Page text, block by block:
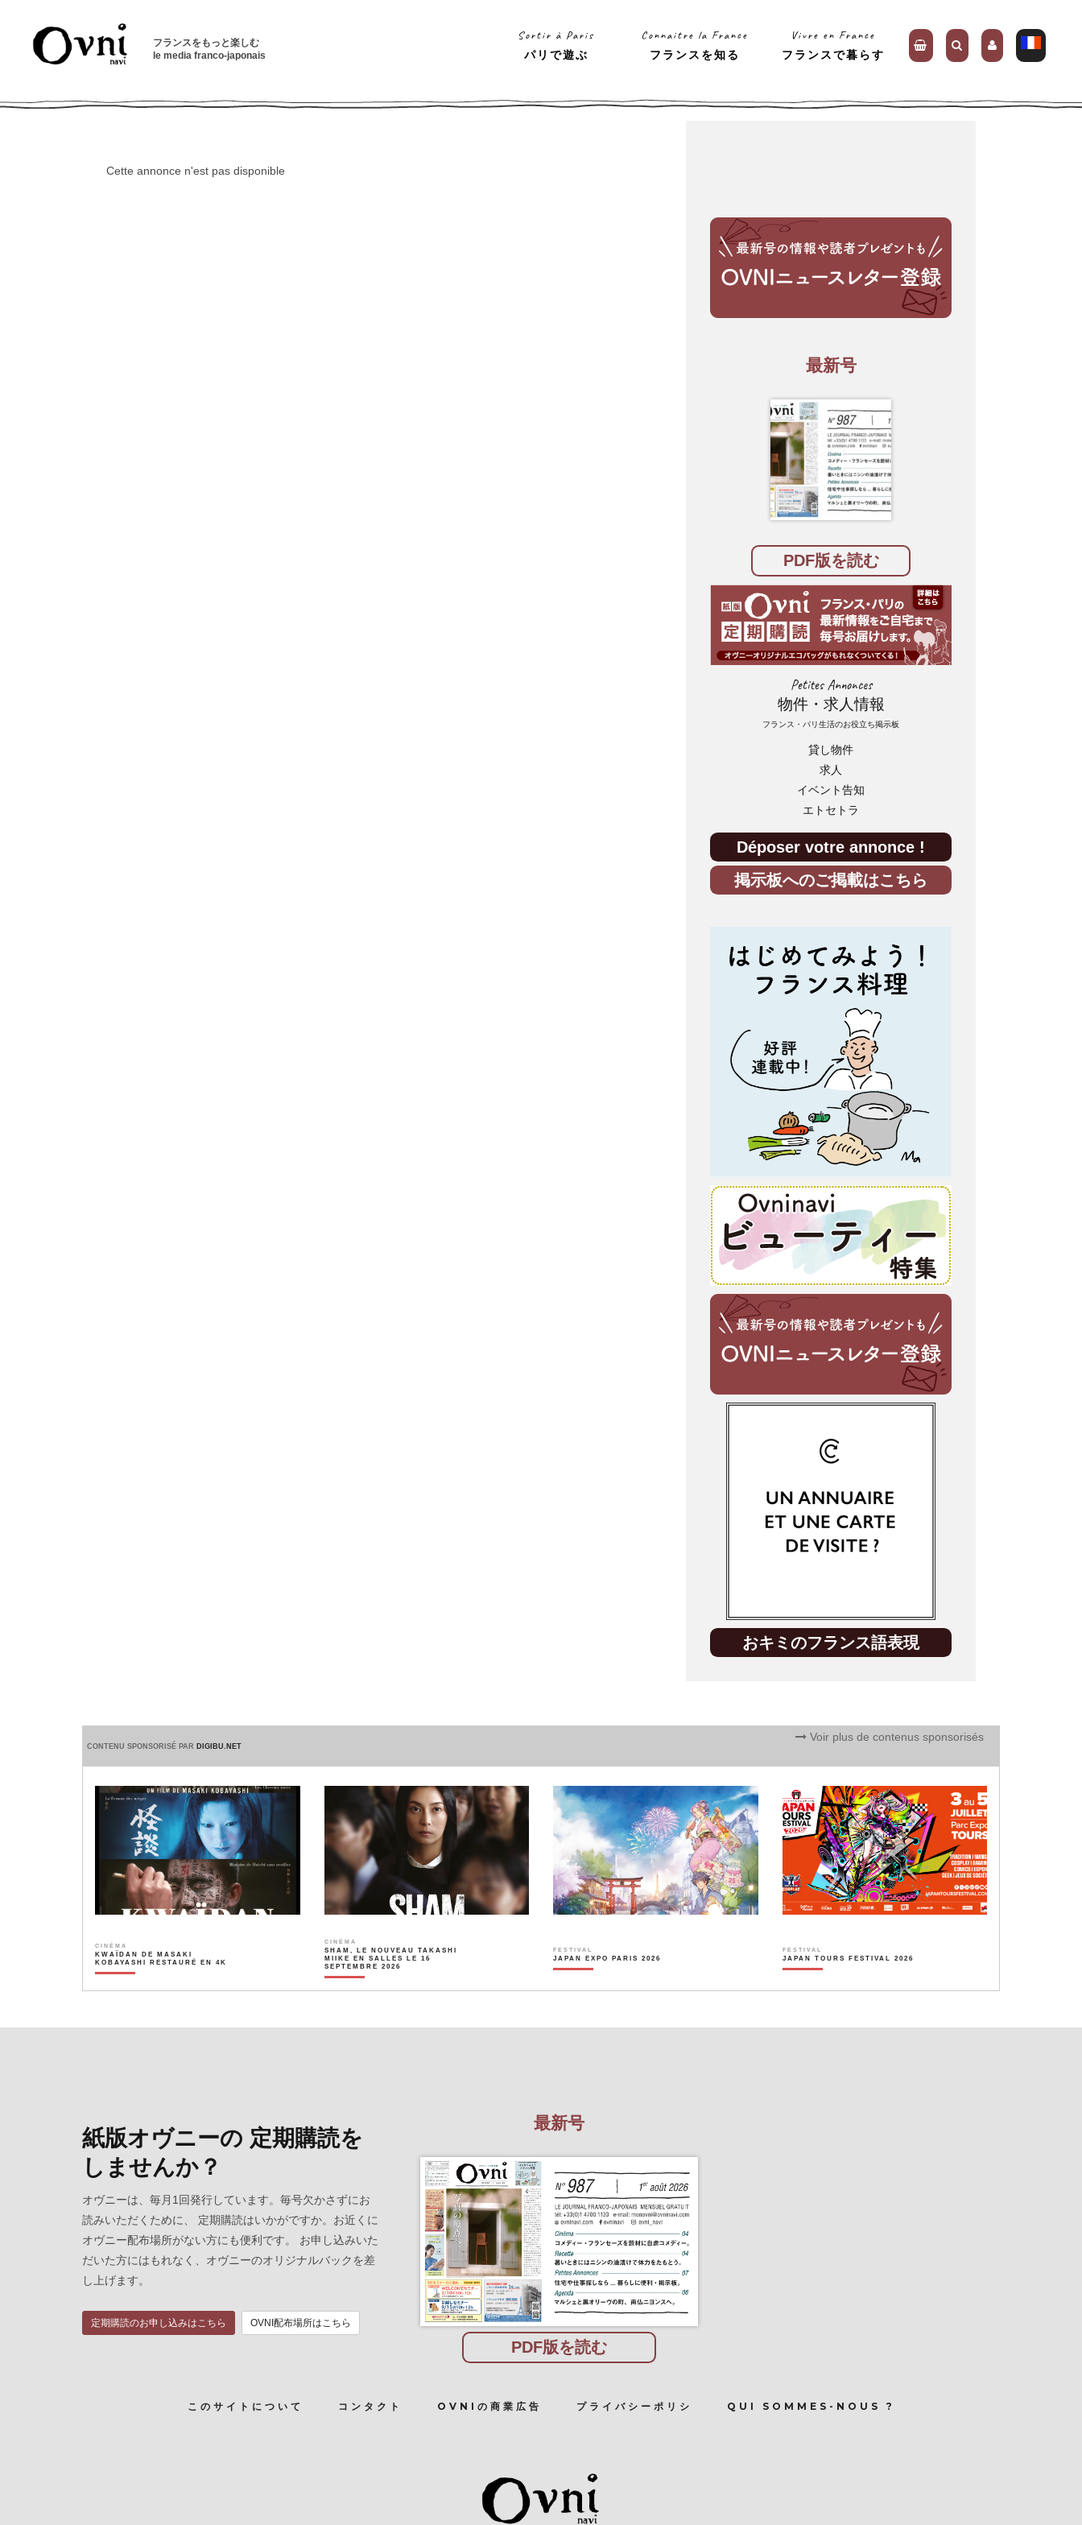
フランスをもっと楽しむ
le media franco-japonais
Sortir à Paris
パリで遊ぶ
Connaitre la France
フランスを知る
Vivre en France
フランスで暮らす
Cette annonce n'est pas disponible
最新号
PDF版を読む
Petites Annonces
物件・求人情報
フランス・パリ生活のお役立ち掲示板
貸し物件
求人
イベント告知
エトセトラ
Déposer votre annonce !
掲示板へのご掲載はこちら
おキミのフランス語表現
CONTENU SPONSORISÉ PAR DIGIBU.NET
Voir plus de contenus sponsorisés
CINÉMA
KWAÏDAN DE MASAKI
KOBAYASHI RESTAURÉ EN 4K
CINÉMA
SHAM, LE NOUVEAU TAKASHI
MIIKE EN SALLES LE 16
SEPTEMBRE 2026
FESTIVAL
JAPAN EXPO PARIS 2026
FESTIVAL
JAPAN TOURS FESTIVAL 2026
紙版オヴニーの 定期購読を
しませんか？
オヴニーは、毎月1回発行しています。毎号欠かさずにお
読みいただくために、 定期購読はいかがですか。お近くに
オヴニー配布場所がない方にも便利です。 お申し込みいた
だいた方にはもれなく、オヴニーのオリジナルバックを差
し上げます。
定期購読のお申し込みはこちら OVNI配布場所はこちら
最新号
PDF版を読む
このサイトについて コンタクト OVNIの商業広告 プライバシーポリシ QUI SOMMES-NOUS ?